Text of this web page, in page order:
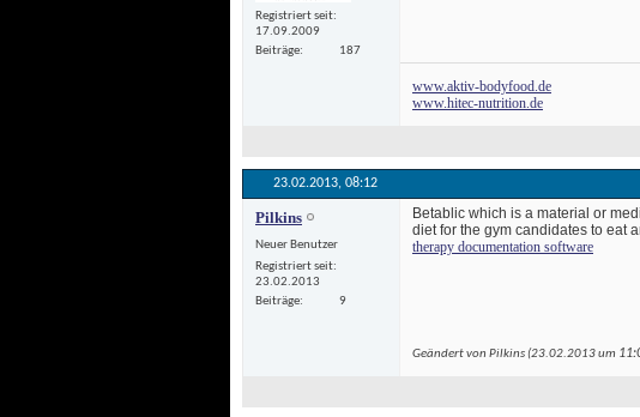
Registriert seit
17.09.2009
Beiträge
187
www.aktiv-bodyfood.de
www.hitec-nutrition.de
23.02.2013, 08:12
Pilkins
Neuer Benutzer
Registriert seit
23.02.2013
Beiträge
9
Betablic which is a material or
diet for the gym candidates to eat
therapy documentation software
Geändert von Pilkins (23.02.2013 um